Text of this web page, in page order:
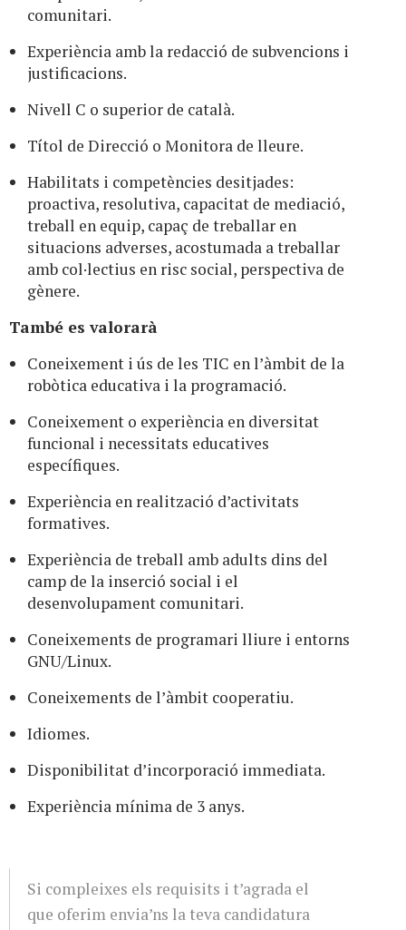
comunitari.
Experiència amb la redacció de subvencions i
justificacions.
Nivell C o superior de català.
Títol de Direcció o Monitora de lleure.
Habilitats i competències desitjades:
proactiva, resolutiva, capacitat de mediació,
treball en equip, capaç de treballar en
situacions adverses, acostumada a treballar
amb col·lectius en risc social, perspectiva de
gènere.
També es valorarà
Coneixement i ús de les TIC en l’àmbit de la
robòtica educativa i la programació.
Coneixement o experiència en diversitat
funcional i necessitats educatives
específiques.
Experiència en realització d’activitats
formatives.
Experiència de treball amb adults dins del
camp de la inserció social i el
desenvolupament comunitari.
Coneixements de programari lliure i entorns
GNU/Linux.
Coneixements de l’àmbit cooperatiu.
Idiomes.
Disponibilitat d’incorporació immediata.
Experiència mínima de 3 anys.
Si compleixes els requisits i t’agrada el
que oferim envia’ns la teva candidatura